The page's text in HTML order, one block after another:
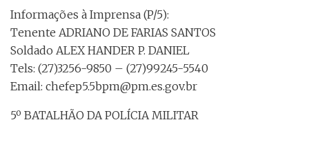
Informações à Imprensa (P/5):
Tenente ADRIANO DE FARIAS SANTOS
Soldado ALEX HANDER P. DANIEL
Tels: (27)3256-9850 – (27)99245-5540
Email: chefep5.5bpm@pm.es.gov.br
5º BATALHÃO DA POLÍCIA MILITAR